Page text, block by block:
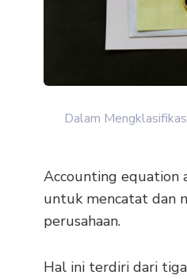
Dalam
Accounting equation
untuk mencatat dan
perusahaan.
Hal ini terdiri dari